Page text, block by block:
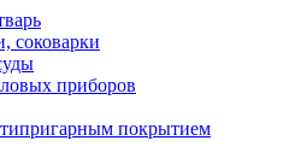
соковарки
приборов
покрытием